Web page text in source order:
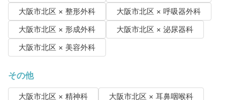
大阪市北区 × 整形外科
大阪市北区 × 呼吸器外科
大阪市北区 × 形成外科
大阪市北区 × 泌尿器科
大阪市北区 × 美容外科
その他
大阪市北区 × 精神科 大阪市北区 × 耳鼻咽喉科